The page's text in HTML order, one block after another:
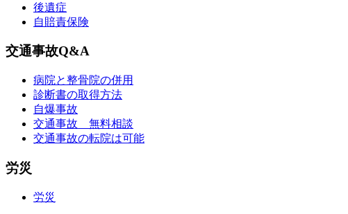
後遺症
自賠責保険
交通事故Q&A
病院と整骨院の併用
診断書の取得方法
自爆事故
交通事故 無料相談
交通事故の転院は可能
労災
労災